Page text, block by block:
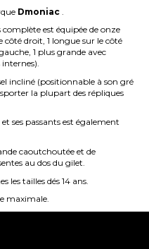
Dmoniac
complète est équipée de onze
droit, 1 longue sur le côté
1 plus grande avec
incliné (positionnable à son gré
la plupart des répliques
ses passants est également
caoutchoutée et de
au dos du gilet.
les tailles dés 14 ans.
maximale.